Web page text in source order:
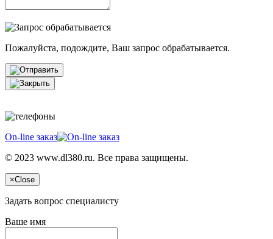
Пожалуйста, подождите, Ваш запрос обрабатывается.
On-line заказ
© 2023 www.dl380.ru. Все права защищены.
×Close
Задать вопрос специалисту
Ваше имя